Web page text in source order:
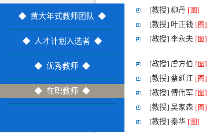
◆ 黄大年式教师团队 ◆
◆ 人才计划入选者 ◆
◆ 优秀教师 ◆
◆ 在职教师 ◆
[教授] 柳丹 [图]
[教授] 叶正钱 [图]
[教授] 李永夫 [图]
[教授] 虞方伯 [图]
[教授] 蔡延江 [图]
[教授] 傅伟军 [图]
[教授] 吴家森 [图]
[教授] 秦华 [图]